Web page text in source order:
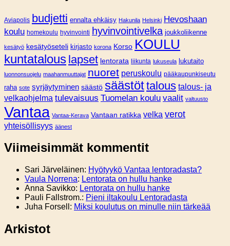
Aviapolis budjetti ennalta ehkäisy Hakunila Helsinki Hevoshaan
koulu homekoulu hyvinvointi hyvinvointivelka joukkoliikenne
kesätyö kesätyöseteli kirjasto korona Korso KOULU
kuntatalous lapset lentorata liikunta lukuseula lukutaito
luonnonsuojelu maahanmuuttajat nuoret peruskoulu pääkaupunkiseutu
raha sote syrjäytyminen säästö säästöttalous talous- ja
velkaohjelma tulevaisuus Tuomelan koulu vaalit valtuusto
Vantaa Vantaa-Kerava Vantaan ratikka velka verot
yhteisöllisyys äänest
Viimeisimmät kommentit
Sari Järveläinen: Hyötyykö Vantaa lentoradasta?
Vaula Norrena: Lentorata on hullu hanke
Anna Savikko: Lentorata on hullu hanke
Pauli Fallstrom.: Pieni iltakoulu Lentoradasta
Juha Forsell : Miksi koulutus on minulle niin tärkeää
Arkistot